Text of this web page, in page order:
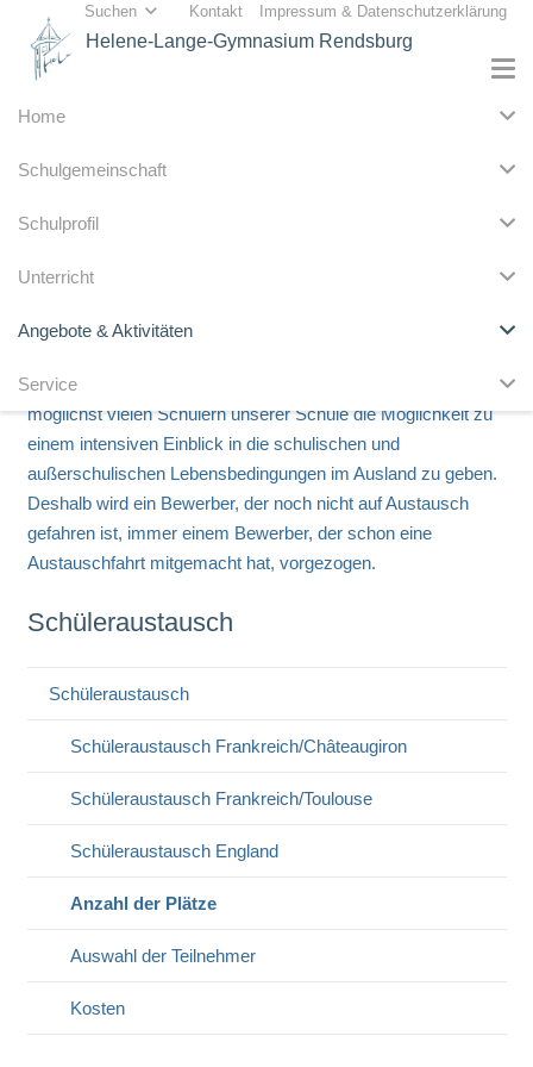
Suchen Kontakt Impressum & Datenschutzerklärung
Helene-Lange-Gymnasium Rendsburg
Home
Schulgemeinschaft
Schulprofil
Unterricht
Angebote & Aktivitäten
Service
von der Zahl der Teilnehmer an der Partnerschule ab; deshalb
ist es nicht möglich, jedem Bewerber einen Platz in einem der
freiwilliges Zusatzangebot der Schule handelt, besteht kein
Programme verantwortlichen Lehrkräfte ist es jedoch,
möglichst vielen Schülern unserer Schule die Möglichkeit zu
einem intensiven Einblick in die schulischen und
außerschulischen Lebensbedingungen im Ausland zu geben.
Deshalb wird ein Bewerber, der noch nicht auf Austausch
gefahren ist, immer einem Bewerber, der schon eine
Austauschfahrt mitgemacht hat, vorgezogen.
Schüleraustausch
Schüleraustausch
Schüleraustausch Frankreich/Châteaugiron
Schüleraustausch Frankreich/Toulouse
Schüleraustausch England
Anzahl der Plätze
Auswahl der Teilnehmer
Kosten